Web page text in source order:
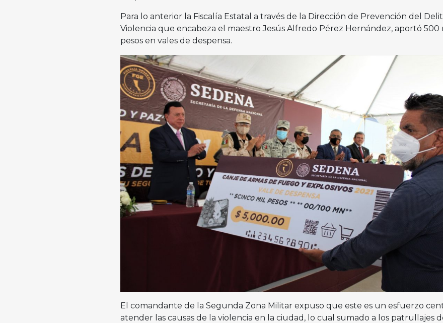
Para lo anterior la Fiscalía Estatal a través de la Dirección de Prevención del
Violencia que encabeza el maestro Jesús Alfredo Pérez Hernández, aportó 500
pesos en vales de despensa.
El comandante de la Segunda Zona Militar expuso que este es un esfuerzo
atender las causas de la violencia en la ciudad, lo cual sumado a los patrullajes